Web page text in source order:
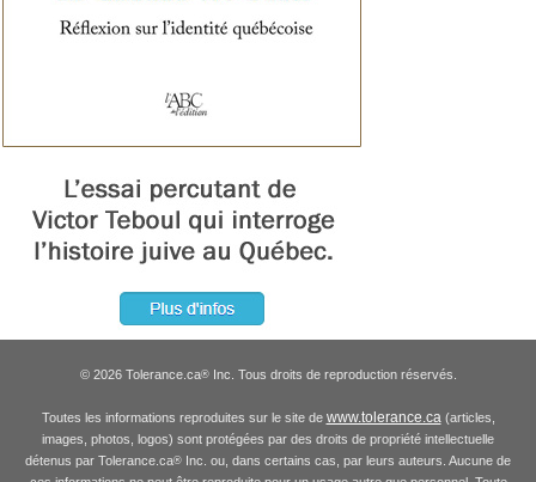
© 2026 Tolerance.ca®Inc. Tous droits de reproduction réservés.
Toutes les informations reproduites sur le site de www.tolerance.ca(articles,
images, photos, logos) sont protégées par des droits de propriété intellectuelle
détenus par Tolerance.ca® Inc. ou, dans certains cas, par leurs auteurs. Aucune de